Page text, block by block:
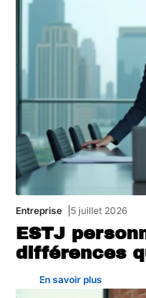
Entreprise 5 juillet 2026
ESTJ
différences
En savoir plus